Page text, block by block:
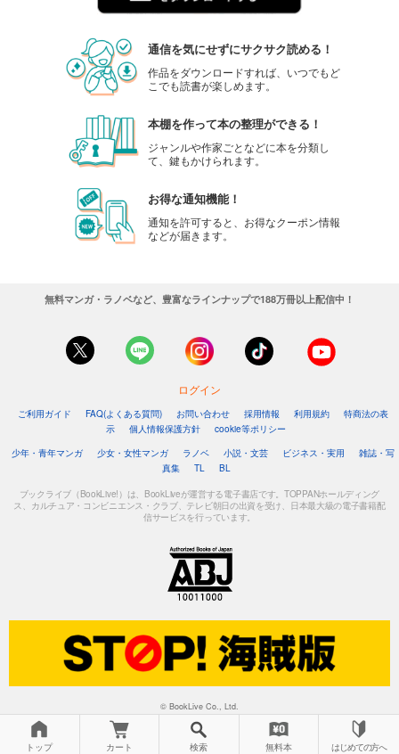
Lightning(ライトニング） 2023年11月号
1,100円 (税込)
あらすじを表示する
Lightning(ライトニング） 2023年10月号
1,100
円 (税込)
あらすじを表示する
Lightning(ライトニング） 2023年7月号
あらすじを表示する
1,100円 (税込)
カート
通信を気にせずにサクサク読める！
作品をダウンロードすれば、いつでもど
こでも読書が楽しめます。
本棚を作って本の整理ができる！
ジャンルや作家ごとなどに本を分類し
て、鍵もかけられます。
お得な通知機能！
通知を許可すると、お得なクーポン情報
などが届きます。
無料マンガ・ラノベなど、豊富なラインナップで188万冊以上配信中！
ログイン
ご利用ガイド FAQ(よくある質問) お問い合わせ 採用情報 利用規約
特商法の表
示
個人情報保護方針
cookie等ポリシー
少年・青年マンガ
少女・女性マンガ ラノベ 小説・文芸 ビジネス・実用
雑誌・写
真集
TL BL
ブックライブ（BookLive!）は、BookLiveが運営する電子書店です。TOPPANホールディング
ス、カルチュア・コンビニエンス・クラブ、テレビ朝日の出資を受け、日本最大級の電子書籍配
信サービスを行っています。
© BookLive Co., Ltd.
トップ カート 検索 無料本 はじめての方へ